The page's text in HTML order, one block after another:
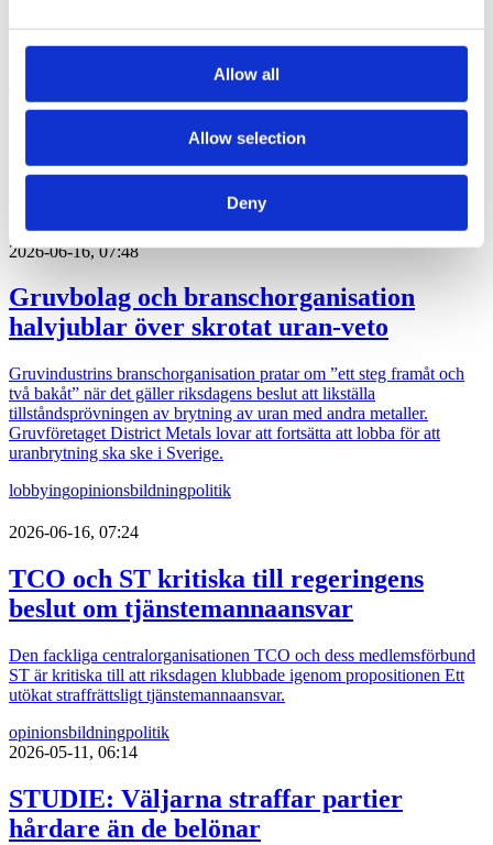
provided to them or that they’ve collected from your use
Allow all
Allow selection
Deny
2026-06-22, 06:28
Magdalena Andersson (s)
turistkampanjar
ger sig ut på en två dagars valturné i Sverige. Dock blir det flera
politikval 2026
2026-06-16, 07:48
Gruvbolag och branschorganisation
halvjublar över skrotat uran-veto
Gruvindustrins branschorganisation pratar om ”ett steg framåt och
två bakåt” när det gäller riksdagens beslut att likställa
tillståndsprövningen av brytning av uran med andra metaller.
Gruvföretaget District Metals lovar att fortsätta att lobba för att
uranbrytning ska ske i Sverige.
lobbyingopinionsbildningpolitik
2026-06-16, 07:24
TCO och ST kritiska till regeringens
beslut om tjänstemannaansvar
Den fackliga centralorganisationen TCO och dess medlemsförbund
ST är kritiska till att riksdagen klubbade igenom propositionen Ett
utökat straffrättsligt tjänstemannaansvar.
opinionsbildningpolitik
2026-05-11, 06:14
STUDIE: Väljarna straffar partier
hårdare än de belönar